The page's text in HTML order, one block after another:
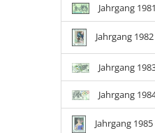
Jahrgang
Jahrgang
Jahrgang
Jahrgang
Jahrgang